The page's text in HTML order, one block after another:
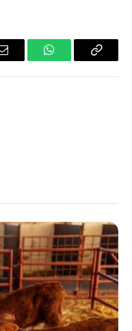
Email WhatsAppCopy